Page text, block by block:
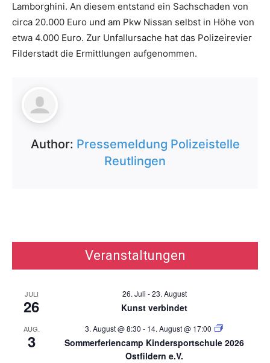
Lamborghini. An diesem entstand ein Sachschaden von
circa 20.000 Euro und am Pkw Nissan selbst in Höhe von
etwa 4.000 Euro. Zur Unfallursache hat das Polizeirevier
Filderstadt die Ermittlungen aufgenommen.
Author: Pressemeldung Polizeistelle
Reutlingen
Veranstaltungen
JULI
26
26. Juli -23. August
Kunst verbindet
AUG.
3
3. August @ 8:30 - 14. August @ 17:00
Sommerferiencamp Kindersportschule 2026
Ostfildern e.V.